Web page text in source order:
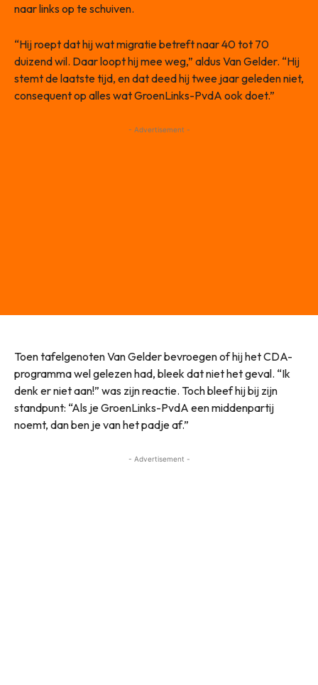
naar links op te schuiven.
“Hij roept dat hij wat migratie betreft naar 40 tot 70
duizend wil. Daar loopt hij mee weg,” aldus Van Gelder. “Hij
stemt de laatste tijd, en dat deed hij twee jaar geleden niet,
consequent op alles wat GroenLinks-PvdA ook doet.”
- Advertisement -
Toen tafelgenoten Van Gelder bevroegen of hij het CDA-
programma wel gelezen had, bleek dat niet het geval. “Ik
denk er niet aan!” was zijn reactie. Toch bleef hij bij zijn
standpunt: “Als je GroenLinks-PvdA een middenpartij
noemt, dan ben je van het padje af.”
- Advertisement -